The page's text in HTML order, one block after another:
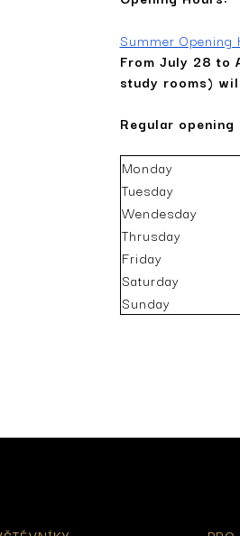
Summer Opening
From July 28 to
study rooms)
Regular opening
Monday
Tuesday
Wendesday
Thrusday
Friday
Saturday­­
Sunday